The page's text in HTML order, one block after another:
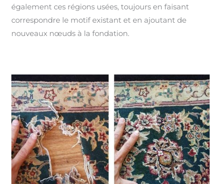
également ces régions usées, toujours en faisant
correspondre le motif existant et en ajoutant de
nouveaux nœuds à la fondation.